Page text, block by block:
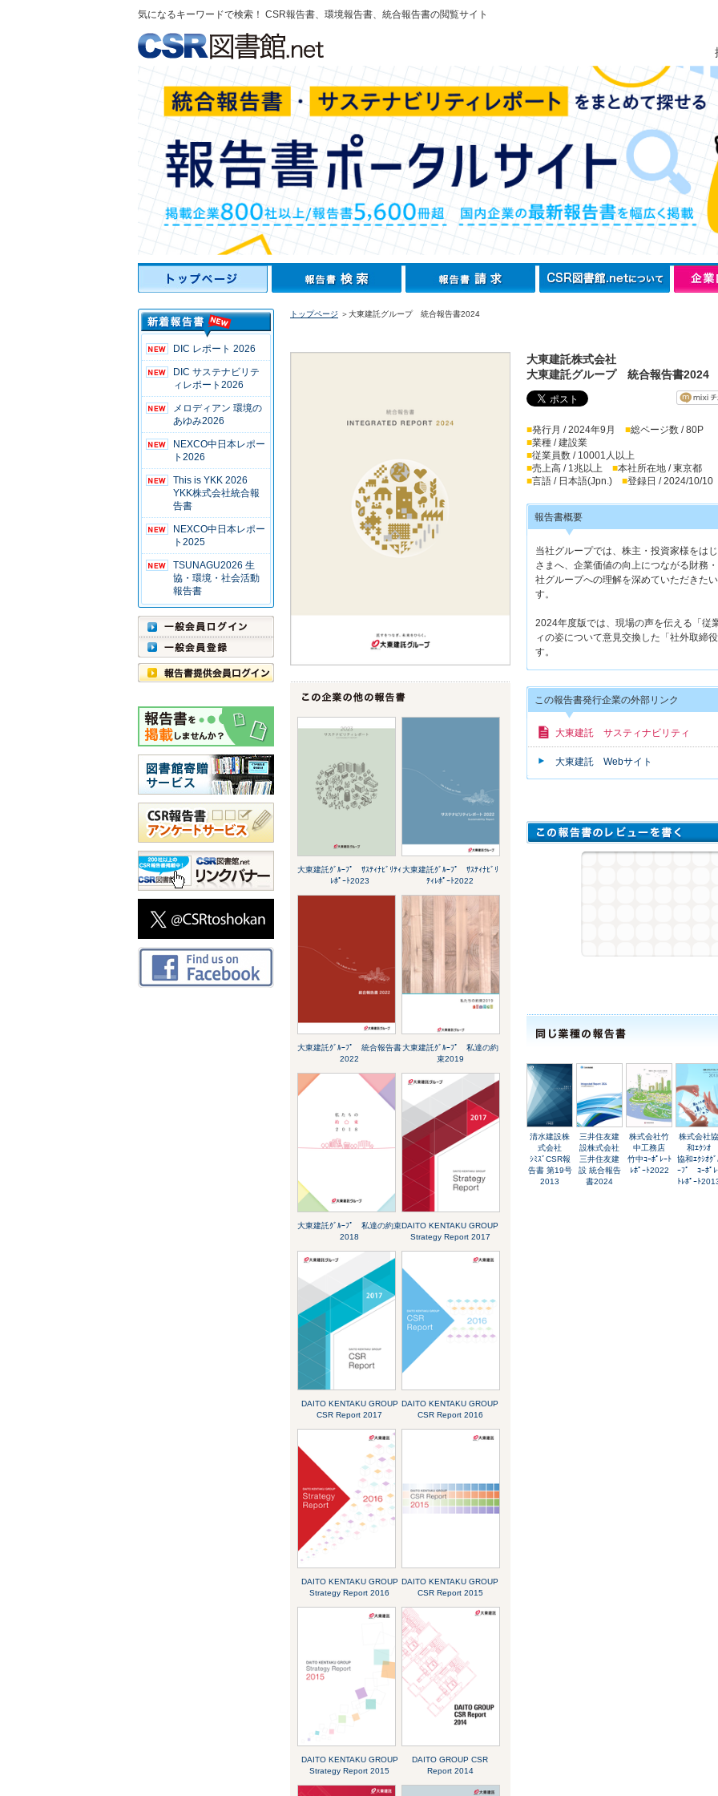
気になるキーワードで検索！ CSR報告書、環境報告書、統合報告書の閲覧サイト
DIC レポート 2026
DIC サステナビリテ
ィレポート2026
メロディアン 環境の
あゆみ2026
NEXCO中日本レポー
ト2026
This is YKK 2026
YKK株式会社統合報
告書
NEXCO中日本レポー
ト2025
TSUNAGU2026 生
協・環境・社会活動
報告書
トップページ ＞大東建託グループ 統合報告書2024
大東建託ｸﾞﾙｰﾌﾟ ｻｽﾃｨﾅﾋﾞﾘﾃｨ
ﾚﾎﾟｰﾄ2023
大東建託ｸﾞﾙｰﾌﾟ ｻｽﾃｨﾅﾋﾞﾘ
ﾃｨﾚﾎﾟｰﾄ2022
大東建託ｸﾞﾙｰﾌﾟ 統合報告書
2022
大東建託ｸﾞﾙｰﾌﾟ 私達の約
束2019
大東建託ｸﾞﾙｰﾌﾟ 私達の約束
2018
DAITO KENTAKU GROUP
Strategy Report 2017
DAITO KENTAKU GROUP
CSR Report 2017
DAITO KENTAKU GROUP
CSR Report 2016
DAITO KENTAKU GROUP
Strategy Report 2016
DAITO KENTAKU GROUP
CSR Report 2015
DAITO KENTAKU GROUP
Strategy Report 2015
DAITO GROUP CSR
Report 2014
大東建託株式会社
大東建託グループ 統合報告書2024
■発行月 / 2024年9月 ■総ページ数 / 80P
■業種 / 建設業
■従業員数 / 10001人以上
■売上高 / 1兆以上 ■本社所在地 / 東京都
■言語 / 日本語(Jpn.) ■登録日 / 2024/10/10
報告書概要
当社グループでは、株主・投資家様をは
さまへ、企業価値の向上につながる財務
社グループへの理解を深めていただきた
す。
2024年度版では、現場の声を伝える「従
ィの姿について意見交換した「社外取締
す。
この報告書発行企業の外部リンク
大東建託 サスティナビリティ
大東建託 Webサイト
清水建設株
式会社
ｼﾐｽﾞCSR報
告書 第19号
2013
三井住友建
設株式会社
三井住友建
設 統合報告
書2024
株式会社竹
中工務店
竹中ｺｰﾎﾟﾚｰﾄ
ﾚﾎﾟｰﾄ2022
株式会社協
和ｴｸｼｵ
協和ｴｸｼｵｸﾞ
ｰﾌﾟ ｺｰﾎﾟﾚ
ﾄﾚﾎﾟｰﾄ